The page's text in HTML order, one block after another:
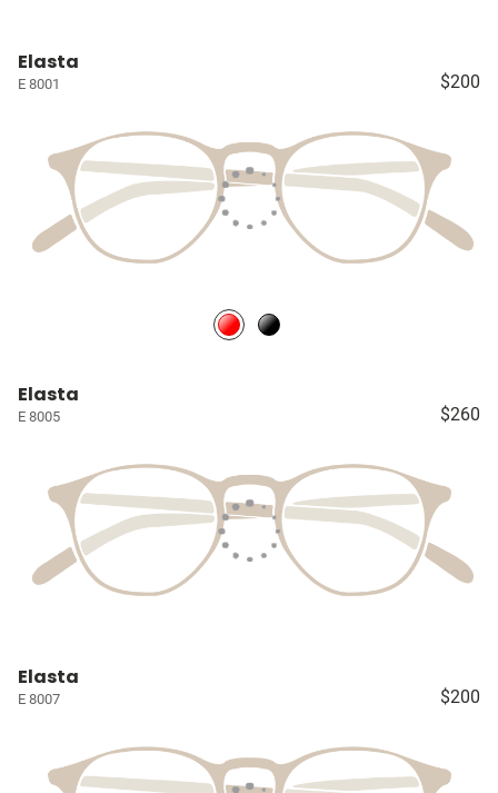
Elasta
E 8001 $200
Elasta
E 8005 $260
Elasta
E 8007 $200